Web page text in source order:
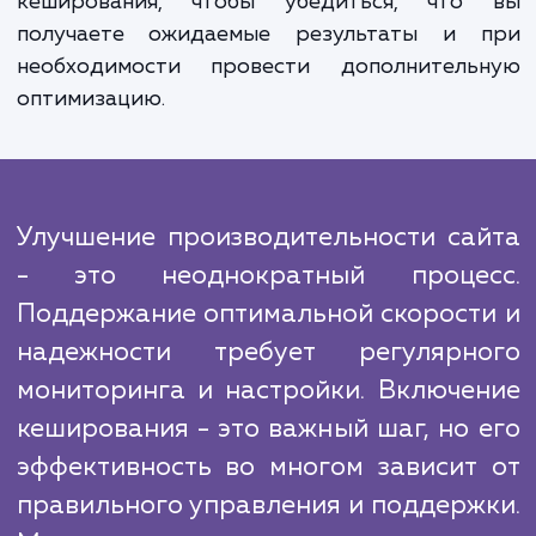
надежность вашего сайта. Мы также
механизмы, которые автоматически
кеш, когда содержимое вашего
изменяется, обеспечивая
особое значение поддержке после
услуги. Мы проводим мониторинг и
работы вашего сайта после
кеширования, чтобы убедиться,
получаете ожидаемые результаты и
необходимости провести
оптимизацию.